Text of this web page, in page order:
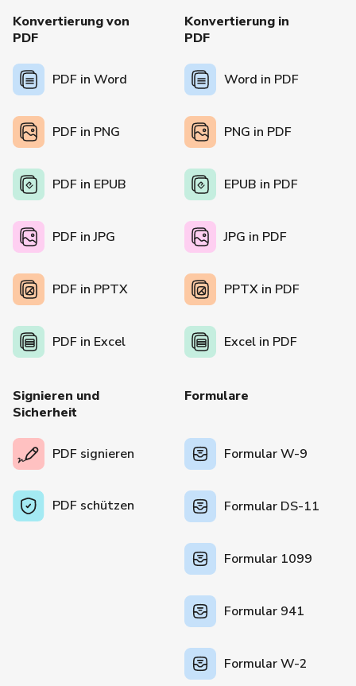
Konvertierung von
PDF
PDF in Word
PDF in PNG
PDF in EPUB
PDF in JPG
PDF in PPTX
PDF in Excel
Konvertierung in
PDF
Word in PDF
PNG in PDF
EPUB in PDF
JPG in PDF
PPTX in PDF
Excel in PDF
Signieren und
Sicherheit
PDF signieren
PDF schützen
Formulare
Formular W-9
Formular DS-11
Formular 1099
Formular 941
Formular W-2